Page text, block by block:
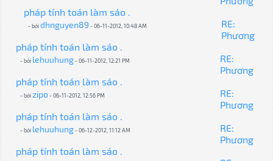
pháp tính toán làm sáo .
- bởidhnguyen89 - 06-11-2012, 10:48 AM
RE:
Phương
pháp tính toán làm sáo .
- bởi lehuuhung- 06-11-2012, 12:21 PM
RE:
Phương
pháp tính toán làm sáo .
- bởizipo- 06-11-2012, 12:56 PM
RE:
Phương
pháp tính toán làm sáo .
- bởi lehuuhung- 06-12-2012, 11:12 AM
RE:
Phương
pháp tính toán làm sáo .